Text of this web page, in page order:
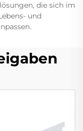
die sich im
und